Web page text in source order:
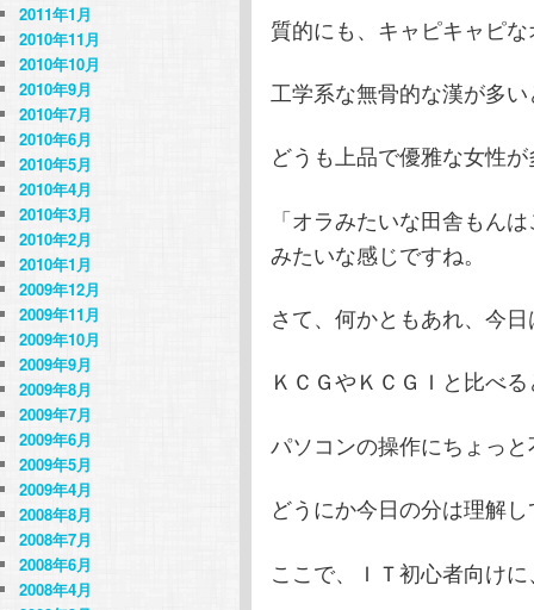
質的にも、キャピキャピ
工学系な無骨的な漢が多
どうも上品で優雅な女性
「オラみたいな田舎もん
みたいな感じですね。
さて、何かともあれ、今
ＫＣＧやＫＣＧＩと比べ
パソコンの操作にちょっ
どうにか今日の分は理解
ここで、ＩＴ初心者向けに
2011年1月
2010年11月
2010年10月
2010年9月
2010年7月
2010年6月
2010年5月
2010年4月
2010年3月
2010年2月
2010年1月
2009年12月
2009年11月
2009年10月
2009年9月
2009年8月
2009年7月
2009年6月
2009年5月
2009年4月
2008年8月
2008年7月
2008年6月
2008年4月